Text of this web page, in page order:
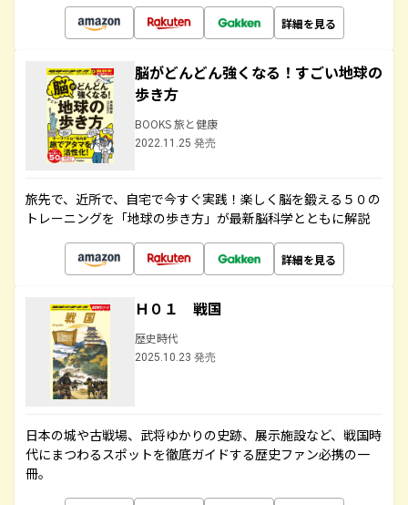
詳細を見る
脳がどんどん強くなる！すごい地球の
歩き方
BOOKS 旅と健康
2022.11.25 発売
旅先で、近所で、自宅で今すぐ実践！楽しく脳を鍛える５０の
トレーニングを「地球の歩き方」が最新脳科学とともに解説
詳細を見る
Ｈ０１ 戦国
歴史時代
2025.10.23 発売
日本の城や古戦場、武将ゆかりの史跡、展示施設など、戦国時
代にまつわるスポットを徹底ガイドする歴史ファン必携の一
冊。